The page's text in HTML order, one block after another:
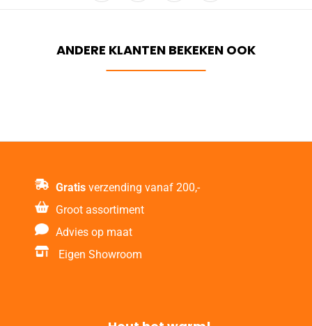
Gratis verzending vanaf 200,-
Groot assortiment
Advies op maat
Eigen Showroom